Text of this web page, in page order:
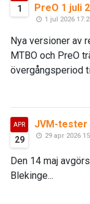
1
PreO 1 juli
1 jul 2026
Nya versioner av
MTBO och PreO
övergångsperiod
APR
29
JVM-tester
29 apr 2026
Den 14 maj
Blekinge...